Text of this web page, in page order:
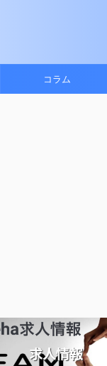
コラム
求人情報